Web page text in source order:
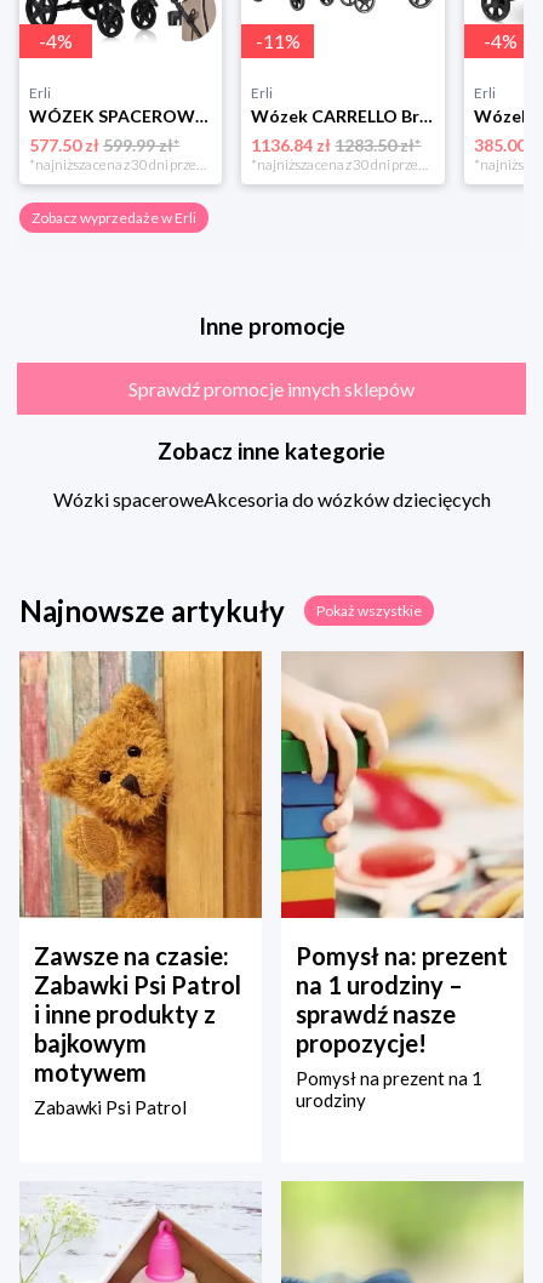
-4%
Erli
WÓZEK SPACEROWY DO 22KG DUŻE BEZOBSŁUGOWE KOŁA + Moskitiera LIONELO ANNET
577.50 zł599.99 zł*
-11%
Erli
Wózek CARRELLO Bravo SL Deluxe Copper Beige 2026
1136.84 zł 1283.50 zł*
-4%
Erli
385.00 zł
Zobacz wyprzedaże w Erli
Inne promocje
Sprawdź promocje innych sklepów
Zobacz inne kategorie
Wózki spaceroweAkcesoria do wózków dziecięcych
Najnowsze artykuły Pokaż wszystkie
Zawsze na czasie:
Zabawki Psi Patrol
i inne produkty z
bajkowym
motywem
Zabawki Psi Patrol
Pomysł na: prezent
na 1 urodziny –
sprawdź nasze
propozycje!
Pomysł na prezent na 1
urodziny